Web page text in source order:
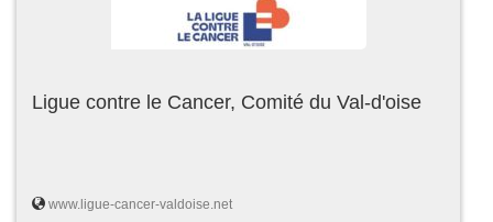
Ligue contre le Cancer, Comité du Val-d'oise
www.ligue-cancer-valdoise.net